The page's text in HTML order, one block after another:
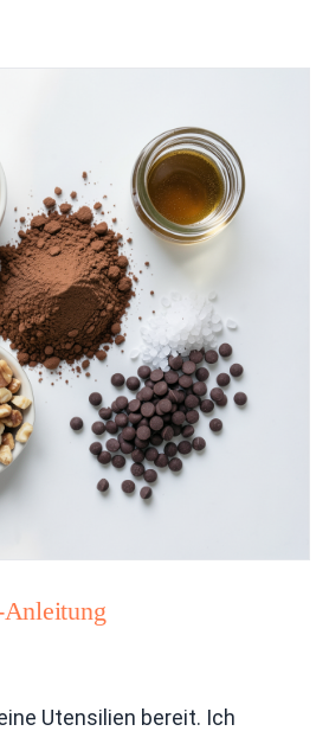
Utensilien bereit. Ich